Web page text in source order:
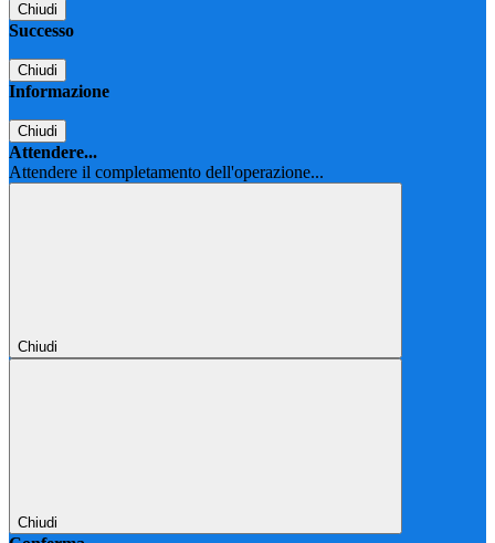
Chiudi
Successo
Chiudi
Informazione
Chiudi
Attendere...
Attendere il completamento dell'operazione...
Chiudi
Chiudi